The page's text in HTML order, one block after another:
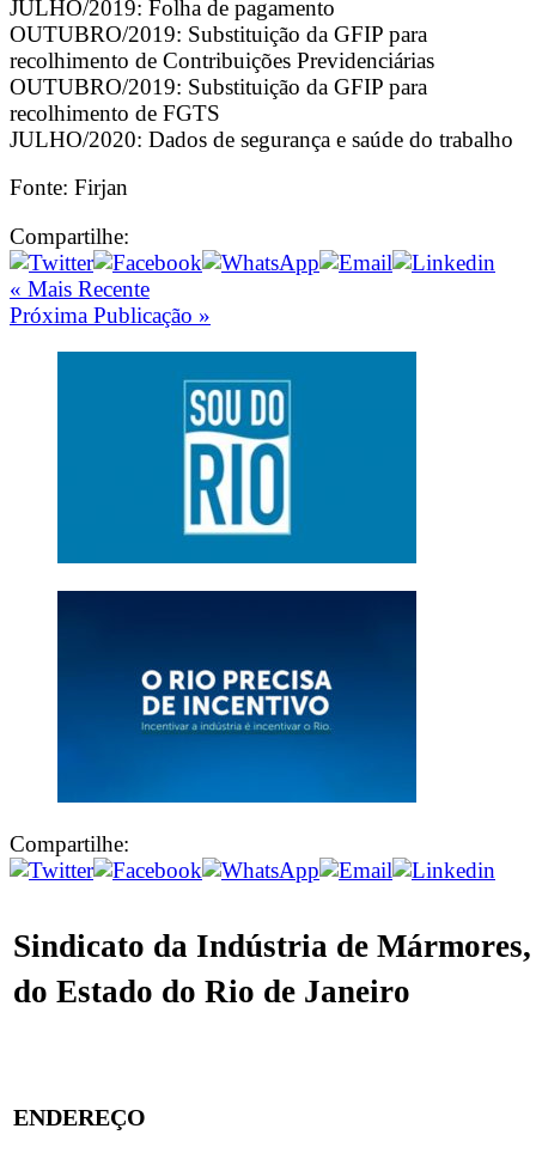
JULHO/2019: Folha de pagamento
OUTUBRO/2019: Substituição da GFIP para
recolhimento de Contribuições Previdenciárias
OUTUBRO/2019: Substituição da GFIP para
recolhimento de FGTS
JULHO/2020: Dados de segurança e saúde do trabalho
Fonte: Firjan
Compartilhe:
« Mais Recente
Próxima Publicação »
Compartilhe:
Sindicato da Indústria de
do Estado do Rio de Janeiro
ENDEREÇO